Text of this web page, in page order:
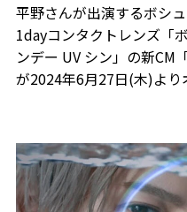
平野さんが出演するボシ
1dayコンタクトレンズ「
ンデー UV シン」の新CM
が2024年6月27日(木)より